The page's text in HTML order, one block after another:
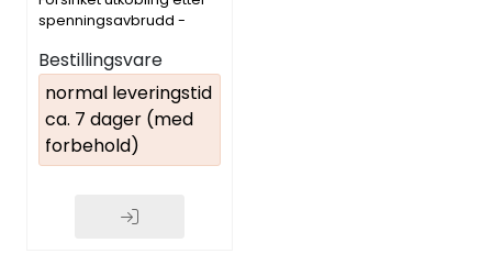
spenningsavbrudd -
Bestillingsvare
normal leveringstid
ca. 7 dager (med
forbehold)